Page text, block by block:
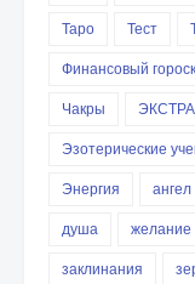
Таро
Тест
Финансовый
Чакры
Эзотерические
Энергия
ангел
душа
желание
заклинания